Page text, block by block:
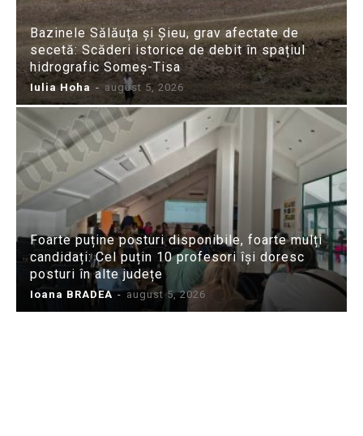
Bazinele Sălăuța și Șieu, grav afectate de
secetă: Scăderi istorice de debit în spațiul
hidrografic Someș-Tisa
Iulia Hoha - august 5, 2026
Foarte puține posturi disponibile, foarte mulți
candidați: Cel puțin 10 profesori își doresc
posturi în alte județe
Ioana BRADEA - august 5, 2026